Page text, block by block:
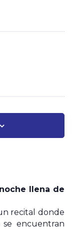
llena de
recital donde
encuentran